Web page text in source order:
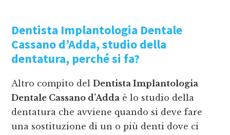
Dentista Implantologia Dentale
Cassano d’Adda, studio della
dentatura, perché si fa?
Altro compito delDentista Implantologia
Dentale Cassano d’Adda è lo studio della
dentatura che avviene quando si deve fare
una sostituzione di un o più denti dove ci